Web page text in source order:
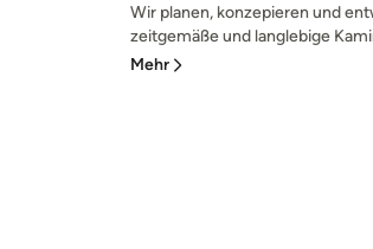
Wir planen, konzepieren und
zeitgemäße und langlebige
Mehr